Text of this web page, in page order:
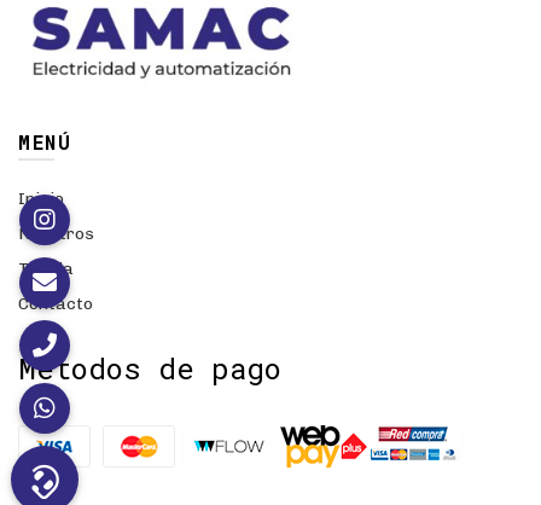
MENÚ
Inicio
Nosotros
Tienda
Contacto
Métodos de pago